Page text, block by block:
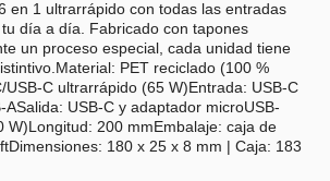
en 1 ultrarrápido con todas las entradas
día a día. Fabricado con tapones
un proceso especial, cada unidad tiene
PET reciclado (100 %
USB-C ultrarrápido (65 W)Entrada: USB-C
USB-C y adaptador microUSB-
W)Longitud: 200 mmEmbalaje: caja de
180 x 25 x 8 mm | Caja: 183